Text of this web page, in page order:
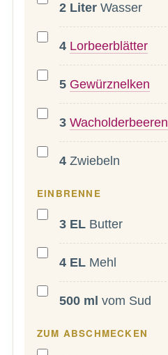
2 Liter Wasser
4 Lorbeerblätter
5 Gewürznelken
3 Wacholderbeeren
4 Zwiebeln
EINBRENNE
3 EL Butter
4 EL Mehl
500 ml vom Sud
ZUM ABSCHMECKEN